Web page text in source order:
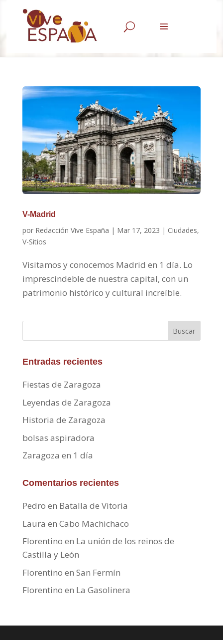
U
V-Madrid
por Redacción Vive España | Mar 17, 2023 | Ciudades,
V-Sitios
Visitamos y conocemos Madrid en 1 día. Lo
imprescindeble de nuestra capital, con un
patrimonio histórico y cultural increíble.
Buscar
Entradas recientes
Fiestas de Zaragoza
Leyendas de Zaragoza
Historia de Zaragoza
bolsas aspiradora
Zaragoza en 1 día
Comentarios recientes
Pedro en Batalla de Vitoria
Laura en Cabo Machichaco
Florentino en La unión de los reinos de
Castilla y León
Florentino en San Fermín
Florentino en La Gasolinera